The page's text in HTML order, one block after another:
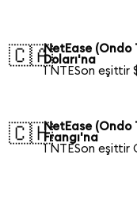
🇨🇦NetEase (Ondo
Doları'na
1 NTESon eşittir
🇨🇭NetEase (Ondo
Frangı'na
1 NTESon eşittir